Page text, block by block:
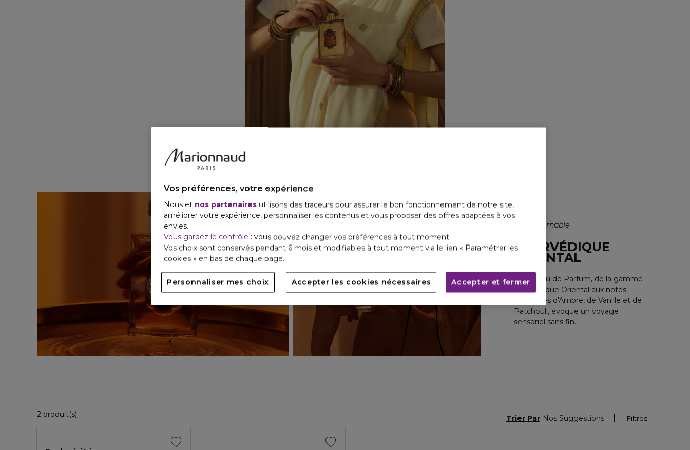
Incontournable
AYURVÉDIQUE
ORIENTAL
Cette Eau de Parfum, de la gamme
Ayurvédique Oriental aux notes
enivrantes d'Ambre, de Vanille et de
Patchouli, évoque un voyage
sensoriel sans fin.
2 produit(s) Filtres
Trier Par Nos Suggestions
Vos préférences, votre expérience
Nous et nos partenaires utilisons des traceurs pour assurer le bon fonctionnement de notre site,
améliorer votre expérience, personnaliser les contenus et vous proposer des offres adaptées à vos
envies.
Vous gardez le contrôle : vous pouvez changer vos préférences à tout moment.
Vos choix sont conservés pendant 6 mois et modifiables à tout moment via le lien « Paramétrer les
cookies » en bas de chaque page.
Personnaliser mes choix Accepter les cookies nécessaires Accepter et fermer